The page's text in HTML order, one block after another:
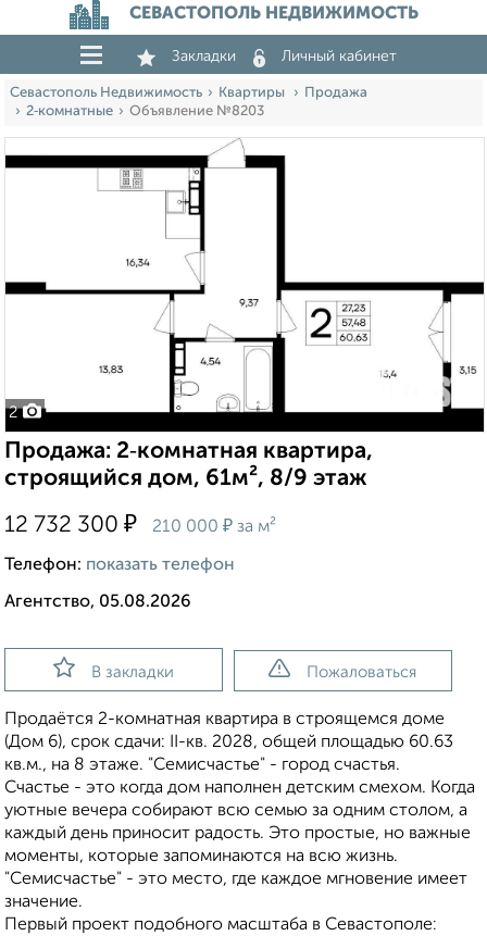
СЕВАСТОПОЛЬ НЕДВИЖИМОСТЬ
Закладки Личный кабинет
Севастополь Недвижимость Квартиры
Продажа
2‑комнатные
Объявление №8203
2
Продажа: 2‑комнатная квартира,
строящийся дом, 61м², 8/9 этаж
12 732 300 ₽ 210 000 ₽ за м²
Телефон: показать телефон
Агентство, 05.08.2026
В закладки Пожаловаться
Продаётся 2-комнатная квартира в строящемся доме
(Дом 6), срок сдачи: II-кв. 2028, общей площадью 60.63
кв.м., на 8 этаже. "Семисчастье" - город счастья.
Счастье - это когда дом наполнен детским смехом. Когда
уютные вечера собирают всю семью за одним столом, а
каждый день приносит радость. Это простые, но важные
моменты, которые запоминаются на всю жизнь.
"Семисчастье" - это место, где каждое мгновение имеет
значение.
Первый проект подобного масштаба в Севастополе: